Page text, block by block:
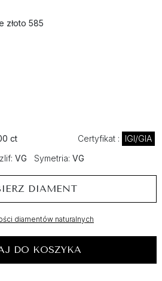
złoto 585
ct Certyfikat :
IGI/GIA
VG Symetria: VG
DIAMENT
diamentów naturalnych
DO KOSZYKA